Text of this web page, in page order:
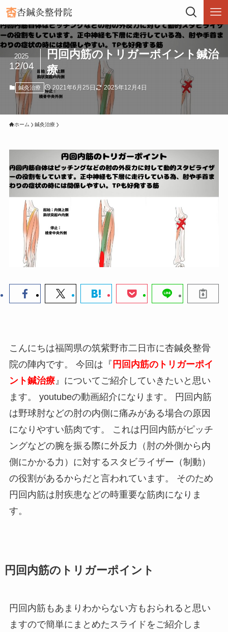
円回内筋のトリガーポイント鍼治
療
2025
12/04
鍼灸治療 2021年6月25日 2025年12月4日
ホーム 鍼灸治療
こんにちは福岡県の筑紫野市二日市に杏鍼灸整骨
院の陣内です。 今回は『 円回内筋のトリガーポイ
ント鍼治療』についてご紹介していきたいと思い
ます。 youtubeの動画紹介になります。 円回内筋
は野球肘などの肘の内側に痛みがある場合の原因
になりやすい筋肉です。 これは円回内筋がピッチ
ングなどの腕を振る際に外反力（肘の外側から内
側にかかる力）に対するスタビライザー（制動）
の役割があるからだと言われています。 そのため
円回内筋は肘疾患などの時重要な筋肉になりま
す。
円回内筋のトリガーポイント
円回内筋もあまりわからない方もおられると思い
ますので簡単にまとめたスライドをご紹介しま